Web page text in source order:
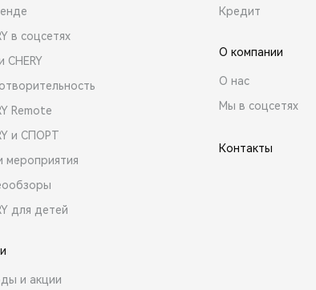
в соцсетях
Remote
и СПОРТ
мероприятия
для детей
и акции
Кредит
О компании
О нас
Мы в соцсетях
Контакты